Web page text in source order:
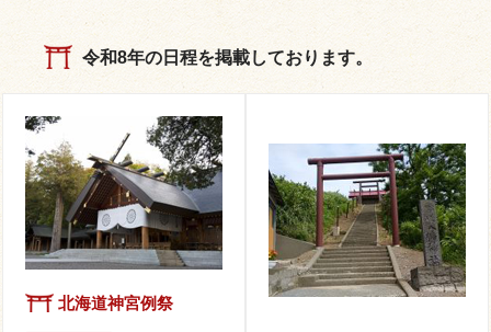
令和8年の日程を掲載しております。
北海道神宮例祭